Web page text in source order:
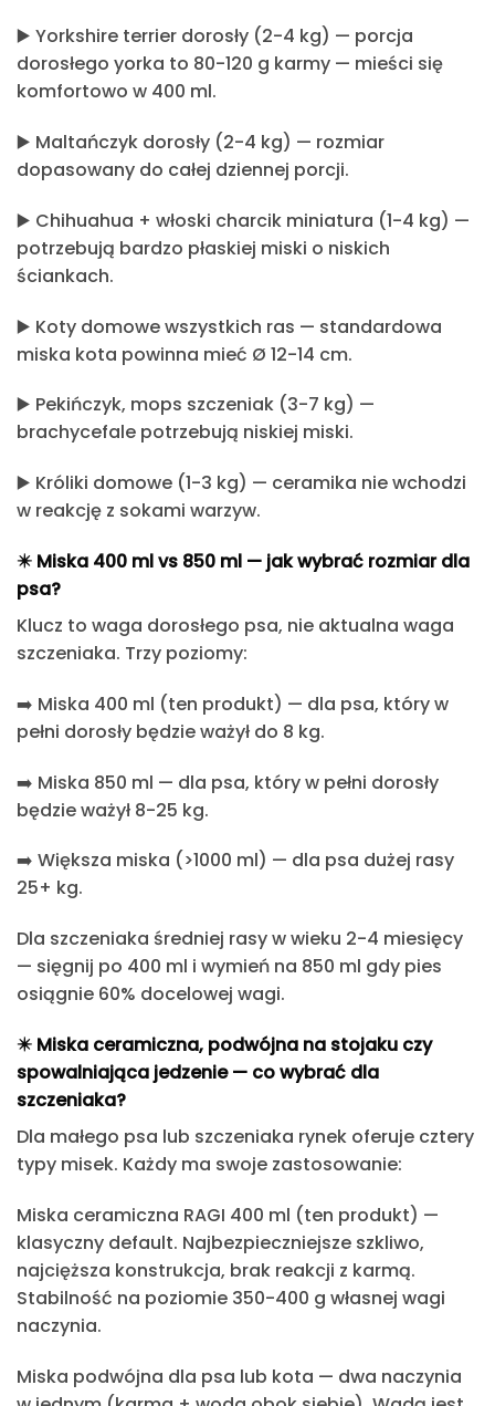
▶️ Yorkshire terrier dorosły (2-4 kg) — porcja
dorosłego yorka to 80-120 g karmy — mieści się
komfortowo w 400 ml.
▶️ Maltańczyk dorosły (2-4 kg) — rozmiar
dopasowany do całej dziennej porcji.
▶️ Chihuahua + włoski charcik miniatura (1-4 kg) —
potrzebują bardzo płaskiej miski o niskich
ściankach.
▶️ Koty domowe wszystkich ras — standardowa
miska kota powinna mieć Ø 12-14 cm.
▶️ Pekińczyk, mops szczeniak (3-7 kg) —
brachycefale potrzebują niskiej miski.
▶️ Króliki domowe (1-3 kg) — ceramika nie wchodzi
w reakcję z sokami warzyw.
✴️ Miska 400 ml vs 850 ml — jak wybrać rozmiar dla
psa?
Klucz to waga dorosłego psa, nie aktualna waga
szczeniaka. Trzy poziomy:
➡️ Miska 400 ml (ten produkt) — dla psa, który w
pełni dorosły będzie ważył do 8 kg.
➡️ Miska 850 ml — dla psa, który w pełni dorosły
będzie ważył 8-25 kg.
➡️ Większa miska (>1000 ml) — dla psa dużej rasy
25+ kg.
Dla szczeniaka średniej rasy w wieku 2-4 miesięcy
— sięgnij po 400 ml i wymień na 850 ml gdy pies
osiągnie 60% docelowej wagi.
✴️ Miska ceramiczna, podwójna na stojaku czy
spowalniająca jedzenie — co wybrać dla
szczeniaka?
Dla małego psa lub szczeniaka rynek oferuje cztery
typy misek. Każdy ma swoje zastosowanie:
Miska ceramiczna RAGI 400 ml (ten produkt) —
klasyczny default. Najbezpieczniejsze szkliwo,
najcięższa konstrukcja, brak reakcji z karmą.
Stabilność na poziomie 350-400 g własnej wagi
naczynia.
Miska podwójna dla psa lub kota — dwa naczynia